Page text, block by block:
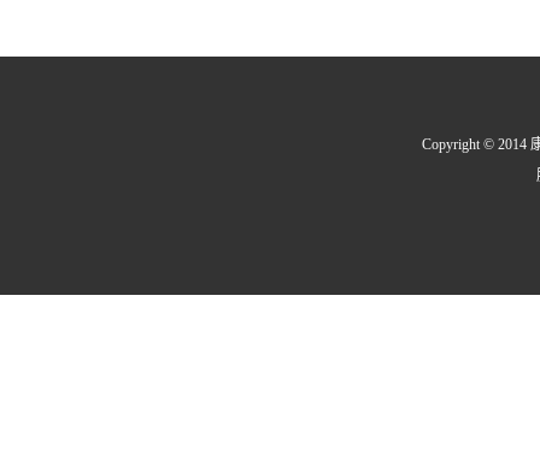
Copyright © 2014